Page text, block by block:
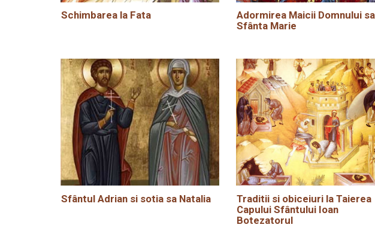
Schimbarea la Fata
Adormirea Maicii Domnului
Sfânta Marie
Sfântul Adrian si sotia sa Natalia
Traditii si obiceiuri la Taierea
Capului Sfântului Ioan
Botezatorul